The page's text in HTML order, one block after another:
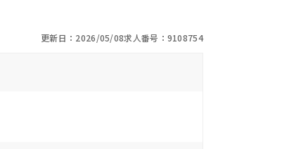
更新日：2026/05/08求人番号：9108754